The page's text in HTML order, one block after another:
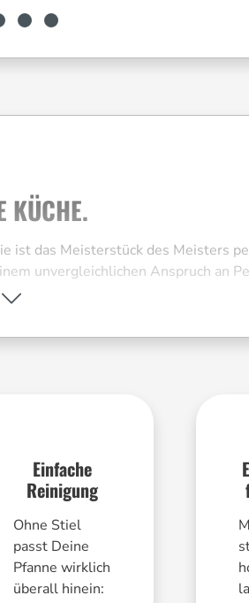
KÜCHE.
ist das Meisterstück des Meisters
unvergleichlichen Anspruch an
und Wärmespeicherung. Im
Handwerkskunst auf den Herd
auf die Versiegelung
Einfache
Reinigung
Ohne Stiel
passt Deine
Pfanne wirklich
überall hinein: